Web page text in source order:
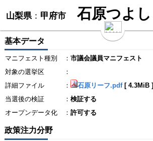
山梨県： 甲府市 石原つよし
基本データ
マニフェスト種別 ： 市議会議員マニフェスト
対象の選挙区
：
詳細ファイル
： 石原リーフ.pdf[ 4.3MiB]
当選後の検証
： 検証する
オープンデータ化
： 許可する
政策注力分野